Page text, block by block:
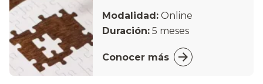
Modalidad: Online
Duración: 5 meses
Conocer más